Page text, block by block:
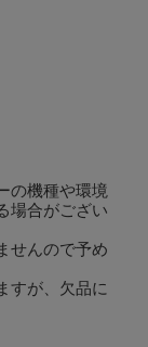
の機種や環境
場合がござい
せんので予め
すが、欠品に